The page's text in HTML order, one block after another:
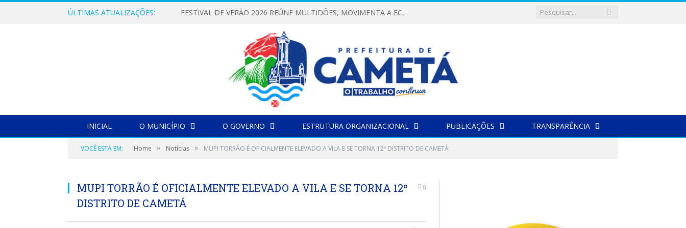
ÚLTIMAS ATUALIZAÇÕES: FESTIVAL DE VERÃO 2026 REÚNE MULTIDÕES, MOVIMENTA A ECONOMIA E FORTALECE A CULTURA LOCAL
INICIAL O MUNICÍPIO O GOVERNO ESTRUTURA ORGANIZACIONAL PUBLICAÇÕES TRANSPARÊNCIA
VOCÊ ESTÁ EM: Home » Notícias » MUPI TORRÃO É OFICIALMENTE ELEVADO A VILA E SE TORNA 12º DISTRITO DE CAMETÁ
MUPI TORRÃO É OFICIALMENTE ELEVADO A VILA E SE TORNA 12º
DISTRITO DE CAMETÁ
0